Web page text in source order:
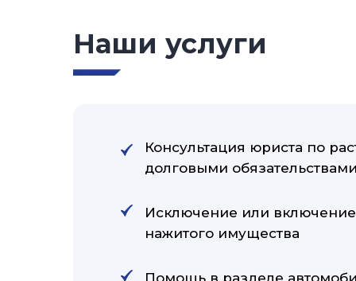
Наши услуги
Консультация юриста по
долговыми
Исключение или
нажитого имущества
Помощь в разделе